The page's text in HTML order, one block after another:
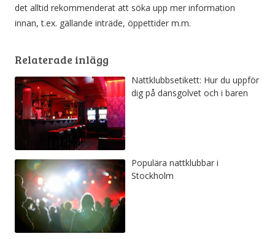
det alltid rekommenderat att söka upp mer information
innan, t.ex. gällande inträde, öppettider m.m.
Relaterade inlägg
Nattklubbsetikett: Hur du uppför
dig på dansgolvet och i baren
Populära nattklubbar i
Stockholm